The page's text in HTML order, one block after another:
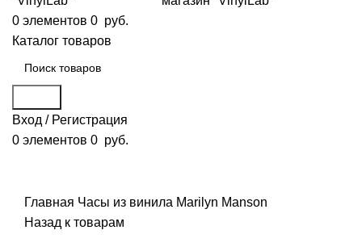
0 элементов 0 руб.
Каталог товаров
Вход / Регистрация
0 элементов 0 руб.
Главная Часы из винила Marilyn Manson
Назад к товарам